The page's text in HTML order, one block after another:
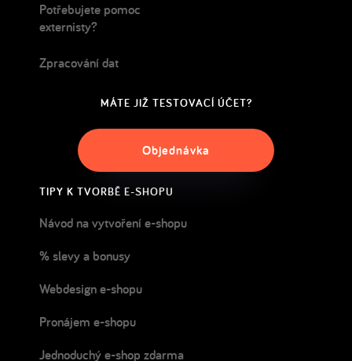
Potřebujete pomoc
externisty?
Zpracování dat
MÁTE JIŽ TESTOVACÍ ÚČET?
Objednávka
TIPY K TVORBĚ E-SHOPU
Návod na vytvoření e-shopu
% slevy a bonusy
Webdesign e-shopu
Pronájem e-shopu
Jednoduchý e-shop zdarma